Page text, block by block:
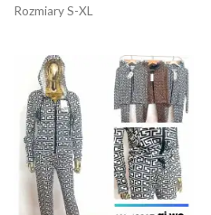
Rozmiary S-XL